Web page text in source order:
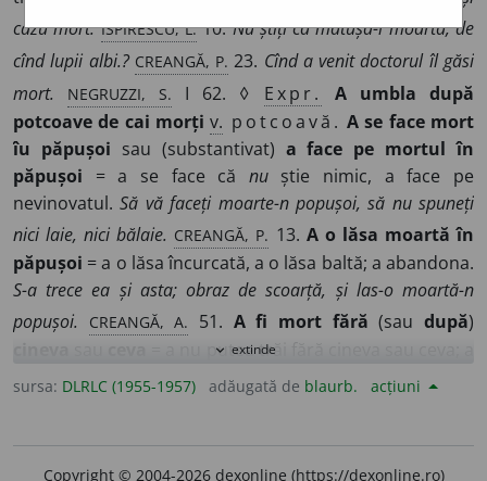
căzu mort. ISPIRESCU, L.10.Nu știți că mătușa-i moartă, de
cînd lupii albi.? CREANGĂ, P. 23. Cînd a venit doctorul îl găsi
mort.
NEGRUZZI, S. I 62. ◊ Expr.
A umbla după
potcoave de cai morți v. potcoavă. A se face mort
îu păpușoi sau (substantivat) a face pe mortul în
păpușoi = a se face că nuștie nimic, a face pe
nevinovatul.Să vă faceți moarte-n popușoi, să nu spuneți
nici laie, nici bălaie. CREANGĂ, P. 13. A o lăsa moartă în
păpușoi = a o lăsa încurcată, a o lăsa baltă; a abandona.
S-a trece ea și asta; obraz de scoarță, și las-o moartă-n
popușoi. CREANGĂ, A. 51. A fi mort fără (saudupă)
= a nu putea trăi fără cineva sau ceva; a
fi doritor sau ahtiat de (sau după) ceva, a ține mult la
PETRESCU, O.II 452.A fi mai mult mort(decît viu)... = a fi
istovit, prăpădit (de oboseală, de boală, de frică etc.).
expand_more extinde
sursa: DLRLC (1955-1957) adăugată de blaurb. acțiuni
Copyright © 2004-2026 dexonline (https://dexonline.ro)